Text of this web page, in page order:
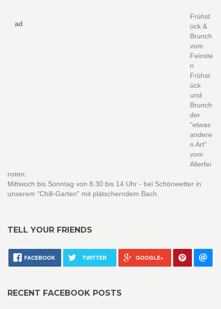
ad
Frühst
ück &
Brunch
vom
Feinste
n
Frühst
ück
und
Brunch
der
"etwas
andere
n Art"
vom
Allerfei
nsten.
Mittwoch bis Sonntag von 8.30 bis 14 Uhr - bei Schönwetter in
unserem "Chill-Garten" mit plätscherndem Bach.
TELL YOUR FRIENDS
FACEBOOK TWITTER GOOGLE+
RECENT FACEBOOK POSTS